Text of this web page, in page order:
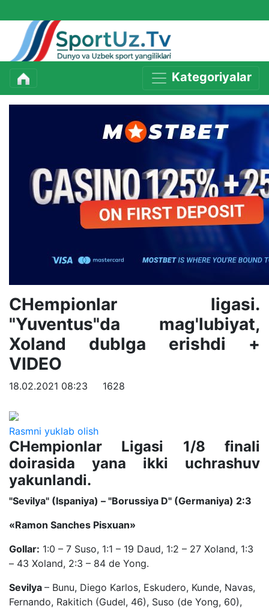
Kategoriyalar
CHempionlar ligasi.
"Yuventus"da mag'lubiyat,
Xoland dublga erishdi +
VIDEO
18.02.2021 08:23 1628
Rasmni yuklab olish
CHempionlar Ligasi 1/8 finali
doirasida yana ikki uchrashuv
yakunlandi.
"Sevilya" (Ispaniya) – "Borussiya D" (Germaniya) 2:3
«Ramon Sanches Pisxuan»
Gollar: 1:0 – 7 Suso, 1:1 – 19 Daud, 1:2 – 27 Xoland, 1:3
– 43 Xoland, 2:3 – 84 de Yong.
Sevilya – Bunu, Diego Karlos, Eskudero, Kunde, Navas,
Fernando, Rakitich (Gudel, 46), Suso (de Yong, 60),